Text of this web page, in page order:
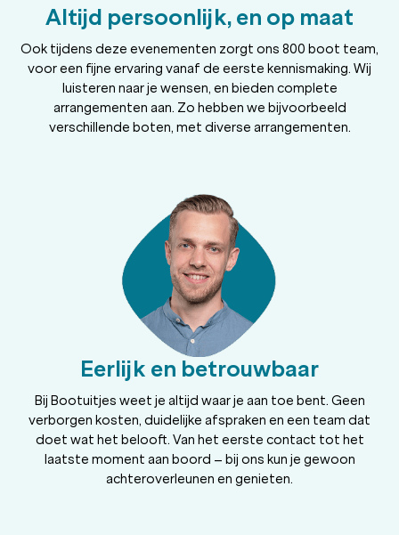
Altijd persoonlijk, en op maat
Ook tijdens deze evenementen zorgt ons 800 boot team,
voor een fijne ervaring vanaf de eerste kennismaking. Wij
luisteren naar je wensen, en bieden complete
arrangementen aan. Zo hebben we bijvoorbeeld
verschillende boten, met diverse arrangementen.
Eerlijk en betrouwbaar
Bij Bootuitjes weet je altijd waar je aan toe bent. Geen
verborgen kosten, duidelijke afspraken en een team dat
doet wat het belooft. Van het eerste contact tot het
laatste moment aan boord – bij ons kun je gewoon
achteroverleunen en genieten.